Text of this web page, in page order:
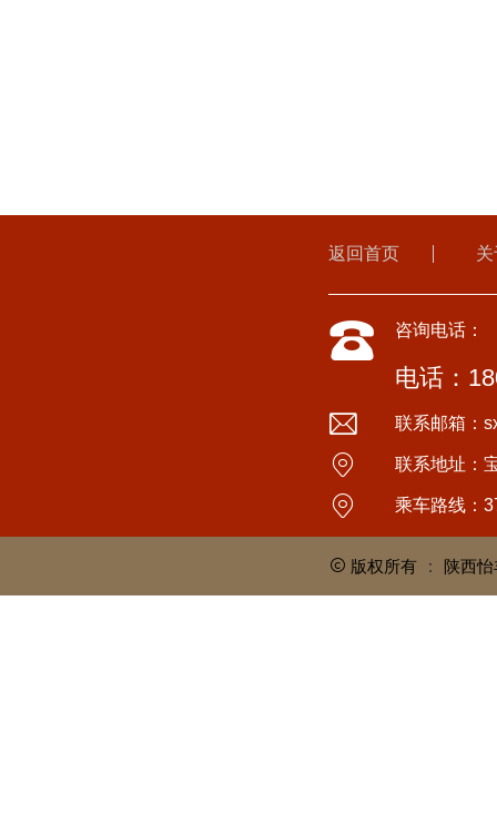
返回首页
咨询电话：
电话：
联系邮箱：
联系地址：
乘车路线：
版权所有 ： 陕西